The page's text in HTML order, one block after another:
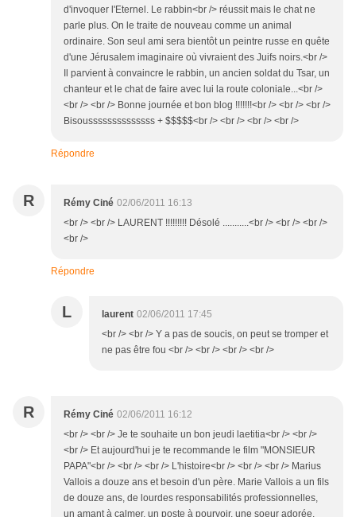
d'invoquer l'Eternel. Le rabbin<br /> réussit mais le chat ne
parle plus. On le traite de nouveau comme un animal
ordinaire. Son seul ami sera bientôt un peintre russe en quête
d'une Jérusalem imaginaire où vivraient des Juifs noirs.<br />
Il parvient à convaincre le rabbin, un ancien soldat du Tsar, un
chanteur et le chat de faire avec lui la route coloniale...<br />
<br /> <br /> Bonne journée et bon blog !!!!!!!<br /> <br /> <br />
Bisoussssssssssssss + $$$$$<br /> <br /> <br /> <br />
Répondre
R Rémy Ciné 02/06/2011 16:13
<br /> <br /> LAURENT !!!!!!!!! Désolé ...........<br /> <br /> <br />
<br />
Répondre
L laurent 02/06/2011 17:45
<br /> <br /> Y a pas de soucis, on peut se tromper et
ne pas être fou <br /> <br /> <br /> <br />
R Rémy Ciné 02/06/2011 16:12
<br /> <br /> Je te souhaite un bon jeudi laetitia<br /> <br />
<br /> Et aujourd'hui je te recommande le film "MONSIEUR
PAPA"<br /> <br /> <br /> L'histoire<br /> <br /> <br /> Marius
Vallois a douze ans et besoin d'un père. Marie Vallois a un fils
de douze ans, de lourdes responsabilités professionnelles,
un amant à calmer, un poste à pourvoir, une soeur adorée,